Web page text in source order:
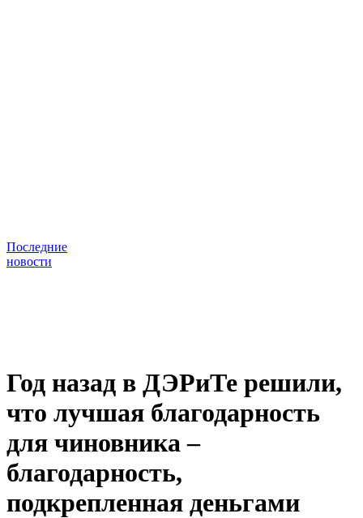
Последние
новости
Год назад в ДЭРиТе решили,
что лучшая благодарность
для чиновника –
благодарность,
подкрепленная деньгами